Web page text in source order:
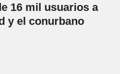
16 mil usuarios a
y el conurbano